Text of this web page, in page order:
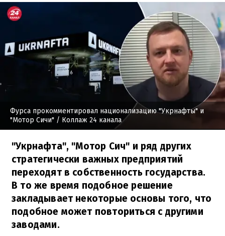
Фурса прокомментировал национализацию "Укрнафты" и
"Мотор Сичи" / Коллаж 24 канала
"Укрнафта", "Мотор Сич" и ряд других
стратегически важных предприятий
переходят в собственность государства.
В то же время подобное решение
закладывает некоторые основы того, что
подобное может повториться с другими
заводами.